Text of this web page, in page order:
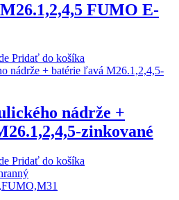
FUMO E-
Pridať do košíka
nádrže +
zinkované
Pridať do košíka